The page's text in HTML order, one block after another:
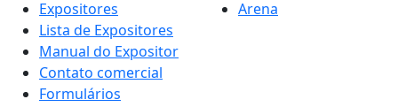
Expositores
Lista de Expositores
Manual do Expositor
Contato comercial
Formulários
Arena